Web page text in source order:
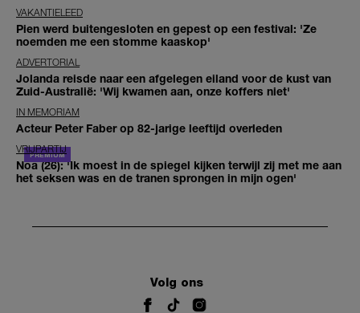
VAKANTIELEED
Pien werd buitengesloten en gepest op een festival: 'Ze
noemden me een stomme kaaskop'
ADVERTORIAL
Jolanda reisde naar een afgelegen eiland voor de kust van
Zuid-Australië: 'Wij kwamen aan, onze koffers niet'
IN MEMORIAM
Acteur Peter Faber op 82-jarige leeftijd overleden
VRIJPARTIJ
Noa (26): 'Ik moest in de spiegel kijken terwijl zij met me aan
het seksen was en de tranen sprongen in mijn ogen'
Volg ons